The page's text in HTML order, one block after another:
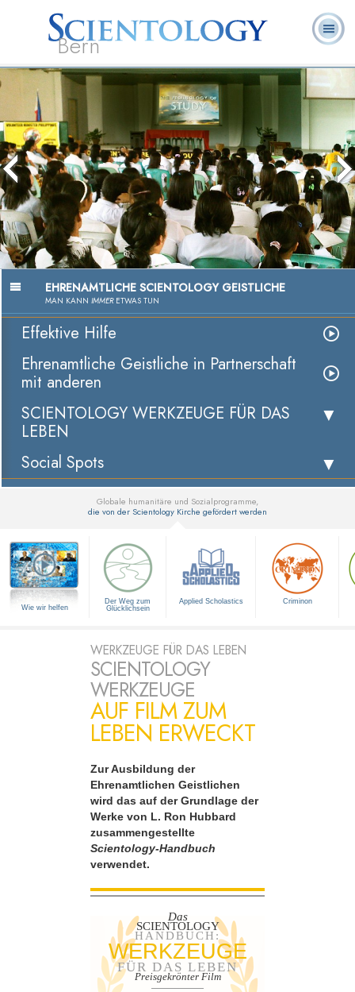
Bern
L. Ron
Hubbard
Was ist
Scientology?
Ehrenamtliche
Geistliche
Häufig gestellte
Fragen
Bücher
EHRENAMTLICHE SCIENTOLOGY GEISTLICHE
MAN KANN IMMERETWAS TUN
Effektive Hilfe
Ehrenamtliche Geistliche in Partnerschaft
mit anderen
SCIENTOLOGY WERKZEUGE FÜR DAS
LEBEN
Social Spots
Globale humanitäre und Sozialprogramme,
die von der Scientology Kirche gefördert werden
Wie wir helfen
Der Weg zum
Glücklichsein
Applied Scholastics Criminon
WERKZEUGE FÜR DAS LEBEN
SCIENTOLOGY
WERKZEUGE
AUF FILM ZUM
LEBEN ERWECKT
Zur Ausbildung der
Ehrenamtlichen Geistlichen
wird das auf der Grundlage der
Werke von L. Ron Hubbard
zusammengestellte
Scientology-Handbuch
verwendet.
Das
SCIENTOLOGY
HANDBUCH:
WERKZEUGE
FÜR DAS LEBEN
Preisgekrönter Film